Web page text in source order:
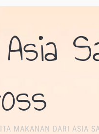
MAKANAN DARI ASIA